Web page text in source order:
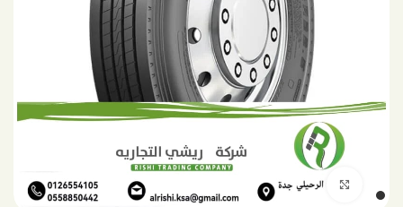
اضغط للتكبير